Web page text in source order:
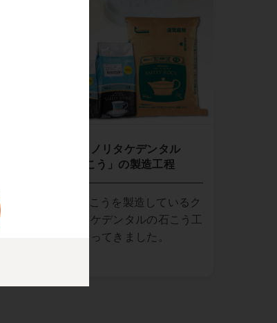
クラレノリタケデンタル
「石こう」の製造工程
P.D.R.の石こうを製造しているク
ラレノリタケデンタルの石こう工
場見学に行ってきました。